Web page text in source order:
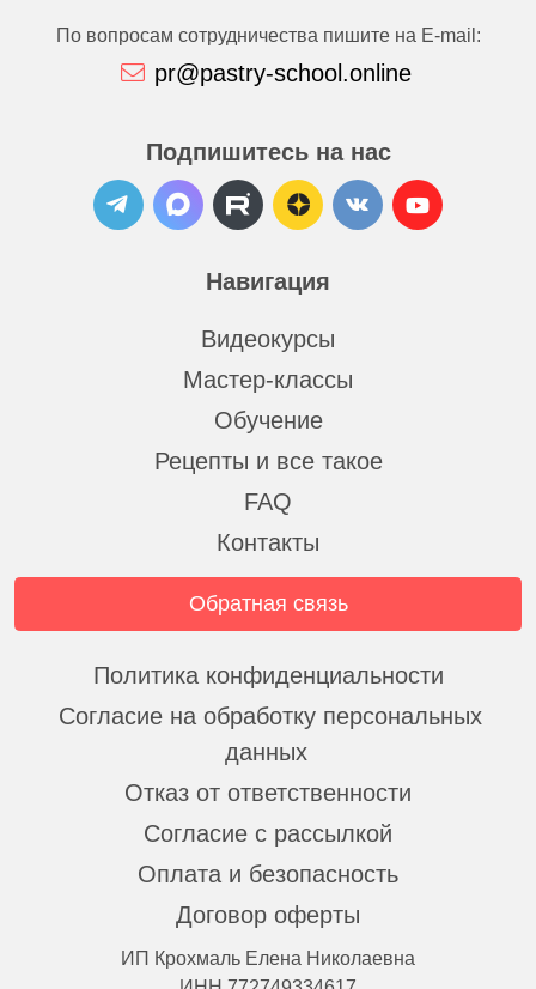
Навигация
Видеокурсы
Мастер-классы
Обучение
Рецепты и все такое
FAQ
Контакты
По вопросам сотрудничества пишите на E-mail:
pr@pastry-school.online
Подпишитесь на нас
Обратная связь
Политика конфиденциальности
Согласие на обработку персональных
данных
Отказ от ответственности
Согласие с рассылкой
Оплата и безопасность
Договор оферты
ИП Крохмаль Елена Николаевна